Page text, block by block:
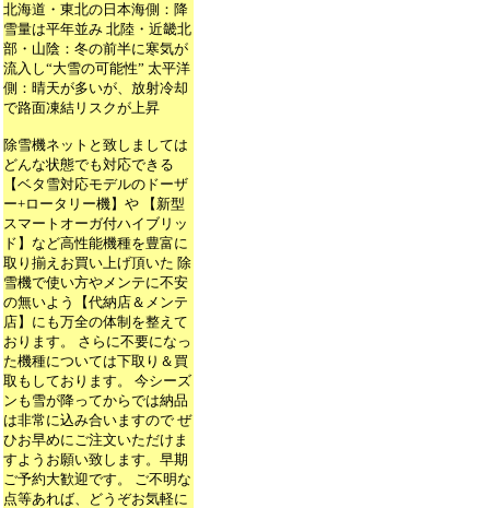
北海道・東北の日本海側：降
雪量は平年並み 北陸・近畿北
部・山陰：冬の前半に寒気が
流入し“大雪の可能性” 太平洋
側：晴天が多いが、放射冷却
で路面凍結リスクが上昇
除雪機ネットと致しましては
どんな状態でも対応できる
【ベタ雪対応モデルのドーザ
ー+ロータリー機】や 【新型
スマートオーガ付ハイブリッ
ド】など高性能機種を豊富に
取り揃えお買い上げ頂いた 除
雪機で使い方やメンテに不安
の無いよう【代納店＆メンテ
店】にも万全の体制を整えて
おります。 さらに不要になっ
た機種については下取り＆買
取もしております。 今シーズ
ンも雪が降ってからでは納品
は非常に込み合いますので ぜ
ひお早めにご注文いただけま
すようお願い致します。早期
ご予約大歓迎です。 ご不明な
点等あれば、どうぞお気軽に